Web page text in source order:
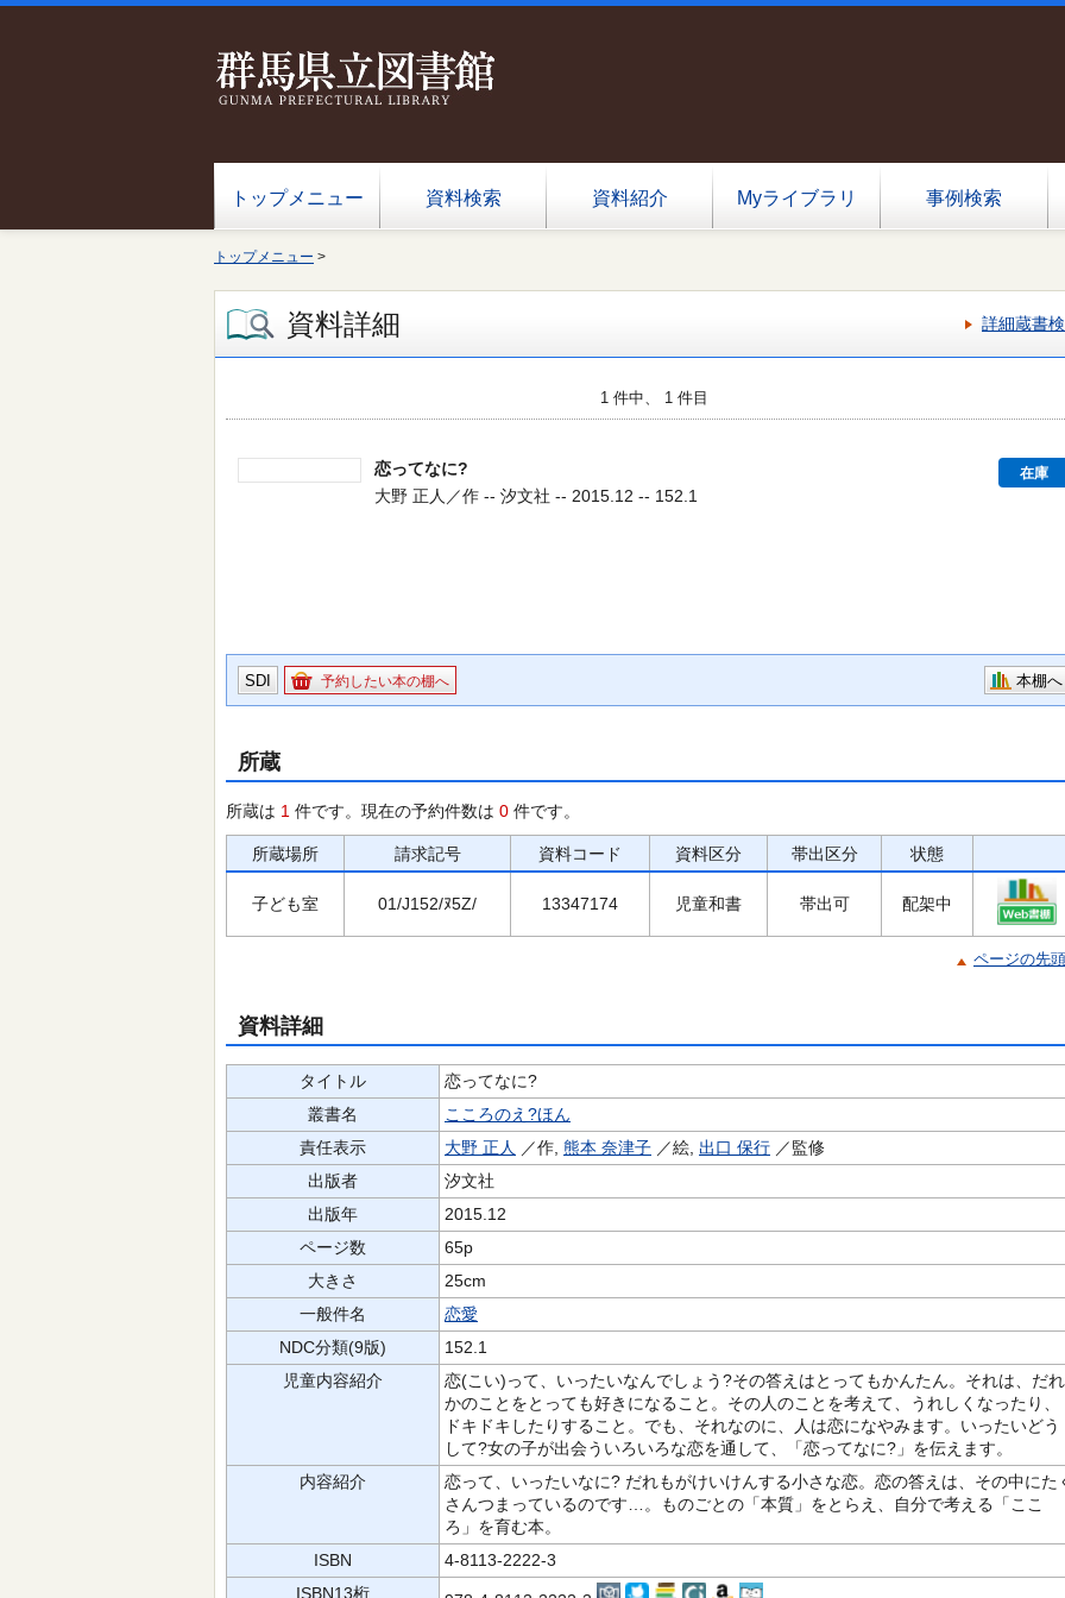
トップメニュー 資料検索 資料紹介 Myライブラリ 事例検索
トップメニュー >
資料詳細 詳細蔵書
1 件中、 1 件目
恋ってなに? 在庫
大野 正人／作 -- 汐文社 -- 2015.12 -- 152.1
SDI 予約したい本の棚へ 本棚へ
所蔵
所蔵は 1 件です。現在の予約件数は 0 件です。
所蔵場所 請求記号 資料コード 資料区分 帯出区分 状態
子ども室 01/J152/ﾇ5Z/ 13347174 児童和書 帯出可 配架中
ページの先
資料詳細
タイトル
恋ってなに?
叢書名
こころのえ?ほん
責任表示
大野 正人 ／作, 熊本 奈津子 ／絵, 出口 保行 ／監修
出版者
汐文社
出版年
2015.12
ページ数
65p
大きさ
25cm
一般件名
恋愛
NDC分類(9版)
152.1
児童内容紹介
恋(こい)って、いったいなんでしょう?その答えはとってもかんたん。それは、だれ
かのことをとっても好きになること。その人のことを考えて、うれしくなったり、
ドキドキしたりすること。でも、それなのに、人は恋になやみます。いったいどう
して?女の子が出会ういろいろな恋を通して、「恋ってなに?」を伝えます。
内容紹介
恋って、いったいなに? だれもがけいけんする小さな恋。恋の答えは、その中にた
さんつまっているのです…。ものごとの「本質」をとらえ、自分で考える「ここ
ろ」を育む本。
ISBN
4-8113-2222-3
ISBN13桁